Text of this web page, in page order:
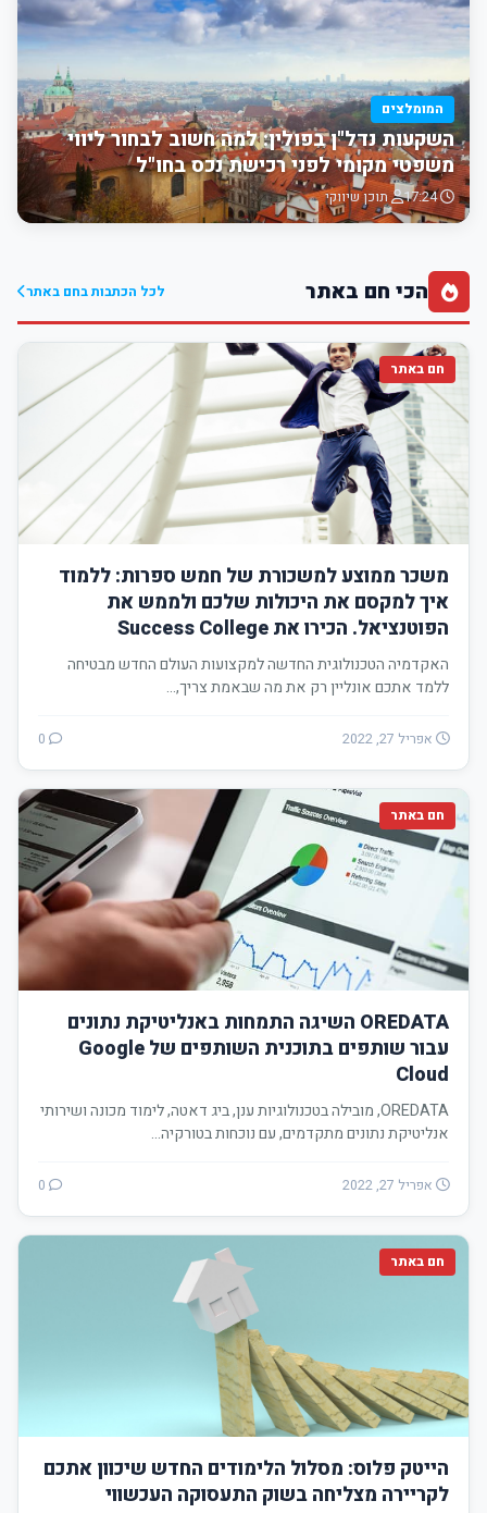
המומלצים
השקעות נדל"ן בפולין: למה חשוב לבחור ליווי
משפטי מקומי לפני רכישת נכס בחו"ל
17:24 תוכן שיווקי
הכי חם באתר לכל הכתבות בחם באתר
חם באתר
משכר ממוצע למשכורת של חמש ספרות: ללמוד
איך למקסם את היכולות שלכם ולממש את
הפוטנציאל. הכירו את Success College
האקדמיה הטכנולוגית החדשה למקצועות העולם החדש מבטיחה
ללמד אתכם אונליין רק את מה שבאמת צריך,…
אפריל 27, 2022
חם באתר
OREDATA השיגה התמחות באנליטיקת נתונים
עבור שותפים בתוכנית השותפים של Google
Cloud
OREDATA, מובילה בטכנולוגיות ענן, ביג דאטה, לימוד מכונה ושירותי
אנליטיקת נתונים מתקדמים, עם נוכחות בטורקיה…
אפריל 27, 2022
חם באתר
הייטק פלוס: מסלול הלימודים החדש שיכוון אתכם
לקריירה מצליחה בשוק התעסוקה העכשווי